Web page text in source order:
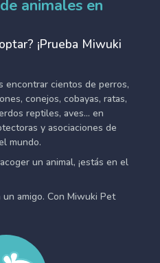
animales en
¡Prueba Miwuki
encontrar cientos de perros,
conejos, cobayas, ratas,
reptiles, aves... en
y asociaciones de
mundo.
un animal, ¡estás en el
un amigo. Con Miwuki Pet